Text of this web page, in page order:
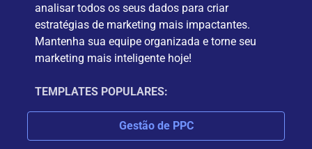
analisar todos os seus dados para criar
estratégias de marketing mais impactantes.
Mantenha sua equipe organizada e torne seu
marketing mais inteligente hoje!
TEMPLATES POPULARES:
Gestão de PPC